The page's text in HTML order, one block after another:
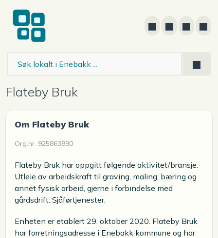
Flateby Bruk
Om Flateby Bruk
Org.nr. 925863890
Flateby Bruk har oppgitt følgende aktivitet/bransje:
Utleie av arbeidskraft til graving, maling, bæring og
annet fysisk arbeid, gjerne i forbindelse med
gårdsdrift. Sjåførtjenester.
Enheten er etablert 29. oktober 2020. Flateby Bruk
har forretningsadresse i Enebakk kommune og har